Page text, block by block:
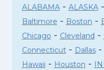
ALABAMA- ALASKA-
Baltimore - Boston -
Chicago - Cleveland -
Connecticut- Dallas-
Hawaii - Houston -